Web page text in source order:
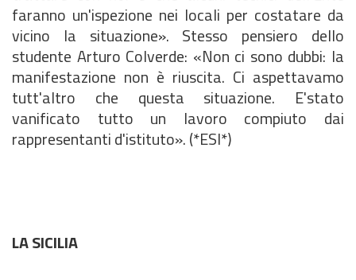
faranno un'ispezione nei locali per costatare da
vicino la situazione». Stesso pensiero dello
studente Arturo Colverde: «Non ci sono dubbi: la
manifestazione non è riuscita. Ci aspettavamo
tutt'altro che questa situazione. E'stato
vanificato tutto un lavoro compiuto dai
rappresentanti d'istituto». (*ESI*)
LA SICILIA